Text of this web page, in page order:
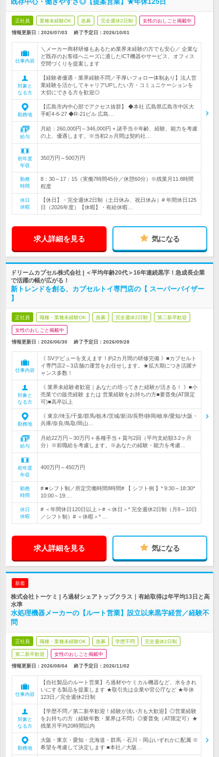
正社員 業種未経験OK 急募 完全週休2日制 女性のおしごと掲載中
情報更新日：2026/07/03 終了予定日： 2026/10/01
仕事内容
＼メーカー商材研修もあるため業界未経験の方でも安心／ 企業な
ど既存のお客様へニーズに適したICT機器やサービス、オフィス
空間づくりを提案します
対象と
なる方
【経験者優遇・業界経験不問／手厚いフォロー体制あり】法人営
業経験を活かしてキャリアUPしたい方・コミュニケーションを
大切にできる方を歓迎◎
勤務地
【広島市内中心部でアクセス抜群】 ◆本社 広島県広島市中区大
手町4-6-27 ◆R-21ビル 広島…
給与
月給：260,000円～346,000円 + 諸手当※年齢、経験、能力を考慮
の上、優遇します。※当初2ヵ月間は契約社…
初年度
年収
350万円～500万円
勤務
時間
8：30～17：15（実働7時間45分／休憩60分）※残業月11.8時間
程度
休日
休暇
【休日】・完全週休2日制（土日休み、祝日休み）# 年間休日125
日（2026年度）【休暇】・有給休暇…
求人詳細を見る 気になる
ドリームカプセル株式会社 | ＜平均年齢20代＞16年連続黒字！急成長企業
で活躍の幅が広がる！
新トレンドを創る、カプセルトイ専門店の【 スーパーバイザー
】
正社員 職種・業種未経験OK 急募 完全週休2日制 第二新卒歓迎
女性のおしごと掲載中
情報更新日：2026/06/30 終了予定日： 2026/09/28
仕事内容
《 SVデビューを支えます！約2カ月間の研修完備 》■カプセルト
イ専門店2～3店舗の運営をお任せします。★拡大期につき活躍チ
ャンス多数！
対象と
なる方
《 業界未経験者歓迎｜あなたの培ってきた経験が活きる！ 》■小
売業での販売経験 または 営業経験をお持ちの方■要普免(AT限定
可)■高卒以上
勤務地
《 東京/埼玉/千葉/群馬/栃木/茨城/新潟/長野/静岡/岐阜/愛知/大阪・
兵庫/奈良/鳥取/岡山…
給与
月給22万円～30万円＋各種手当＋賞与2回（平均支給額3.2ヶ月
分）※前職給を考慮します。※あなたの経験・能力を考慮…
初年度
年収
400万円～450万円
勤務
時間
# ■シフト制／所定労働時間8時間# 【 シフト例 】* 9:30～18:30*
10:00～19:…
休日
休暇
# ＜年間休日120日以上＞# ＜休日＞* 完全週休2日制（月8～10日
／シフト制）# ＜休暇＞* …
求人詳細を見る 気になる
新着
株式会社トーケミ | ろ過材シェアトップクラス｜有給取得は年平均13日と高
水準
水処理機器メーカーの【ルート営業】設立以来黒字経営／経験不
問
正社員 職種・業種未経験OK 急募 学歴不問 完全週休2日制
第二新卒歓迎 女性のおしごと掲載中
情報更新日：2026/08/04 終了予定日： 2026/11/02
仕事内容
【自社製品のルート営業】ろ過材やケミカル機器など、水をきれ
いにする製品を提案します ★取引先は企業や官公庁など ★年休
123日／完全週休2日制
対象と
なる方
【学歴不問／第二新卒歓迎！経験が浅い方も大歓迎】◎営業経験
をお持ちの方（経験年数・業界は不問）◎要普免（AT限定可）★
残業月平均20時間以内
勤務地
大阪・東京・愛知・北海道・群馬・石川・岡山いずれかに配属 ※
希望を考慮して決定します ■本社／大阪…